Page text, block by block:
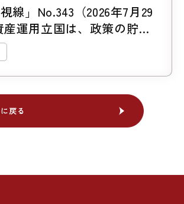
線」No.343（2026年7月29
産運用立国は、政策の貯金
戻る
戻る